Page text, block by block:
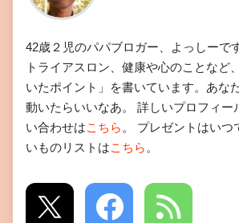
42歳２児のパパブロガー、よっしーで
トライアスロン、健康や心のことなど
いたポイント」を書いています。あな
動いたらいいなあ。 詳しいプロフィー
い合わせはこちら 。 プレゼントはいつ
いものリストはこちら 。